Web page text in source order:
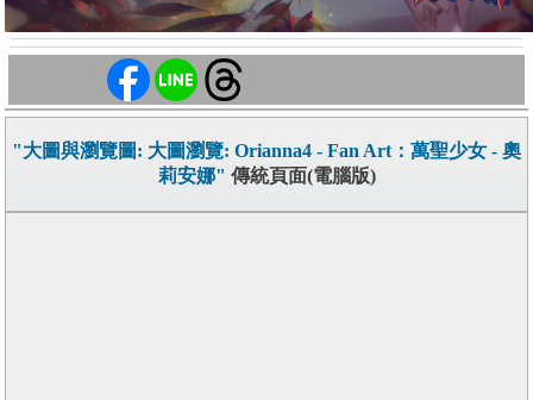
"大圖與瀏覽圖: 大圖瀏覽: Orianna4 - Fan Art：萬聖少女 - 奧
莉安娜" 傳統頁面(電腦版)